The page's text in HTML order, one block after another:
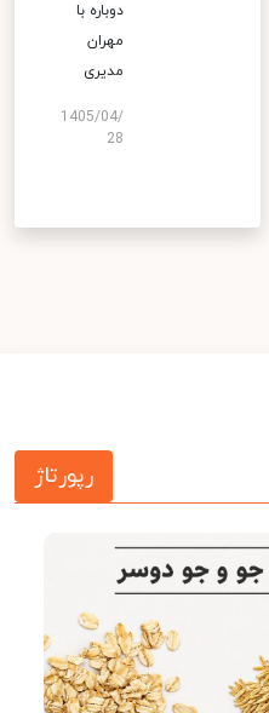
دوباره با
مهران
مدیری
1405/04/
28
رپورتاژ